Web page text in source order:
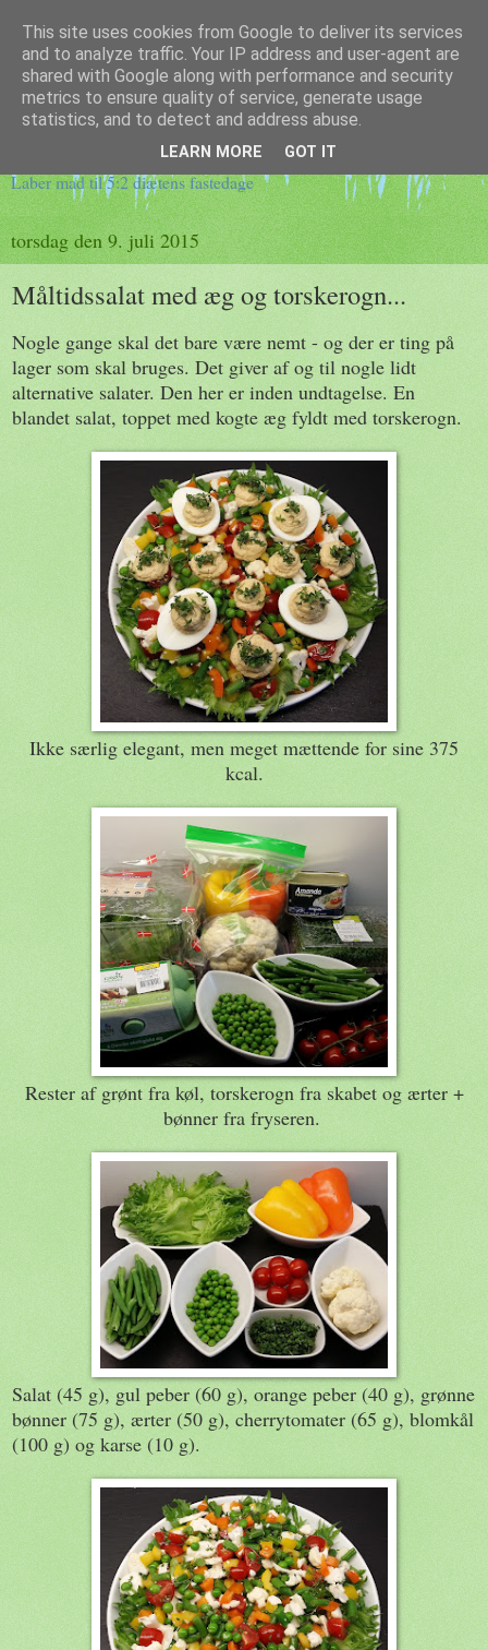
Klidfaster.dk
Laber mad til 5:2 diætens fastedage
torsdag den 9. juli 2015
Måltidssalat med æg og torskerogn...
Nogle gange skal det bare være nemt - og der er ting på
lager som skal bruges. Det giver af og til nogle lidt
alternative salater. Den her er inden undtagelse. En
blandet salat, toppet med kogte æg fyldt med torskerogn.
Ikke særlig elegant, men meget mættende for sine 375
kcal.
Rester af grønt fra køl, torskerogn fra skabet og ærter +
bønner fra fryseren.
Salat (45 g), gul peber (60 g), orange peber (40 g), grønne
bønner (75 g), ærter (50 g), cherrytomater (65 g), blomkål
(100 g) og karse (10 g).
This site uses cookies from Google to deliver its services
and to analyze traffic. Your IP address and user-agent are
shared with Google along with performance and security
metrics to ensure quality of service, generate usage
statistics, and to detect and address abuse.
LEARN MORE GOT IT